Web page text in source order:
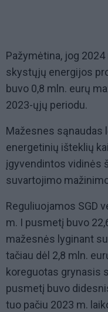
Pažymėtina, jog
skystųjų energijos
buvo 0,8 mln. eurų
2023-ųjų periodu.
Mažesnes sąnaudas
energetinių išteklių
įgyvendintos vidinės
suvartojimo
Reguliuojamos SGD
m. I pusmetį buvo
mažesnės lyginant
tačiau dėl 2,8 mln.
koreguotas grynasis
pusmetį buvo
tuo pačiu 2023 m.